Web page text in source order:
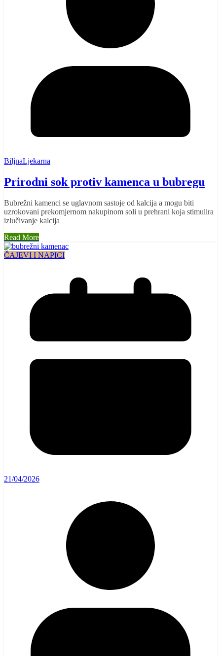
BiljnaLjekarna
Prirodni sok protiv kamenca u bubregu
Bubrežni kamenci se uglavnom sastoje od kalcija a mogu biti
uzrokovani prekomjernom nakupinom soli u prehrani koja stimulira
izlučivanje kalcija
Read More
ČAJEVI I NAPICI
21/04/2026